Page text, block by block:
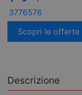
3776576
Scopri le offerte
Descrizione